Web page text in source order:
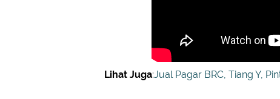
Lihat Juga:Jual Pagar BRC, Tiang Y,